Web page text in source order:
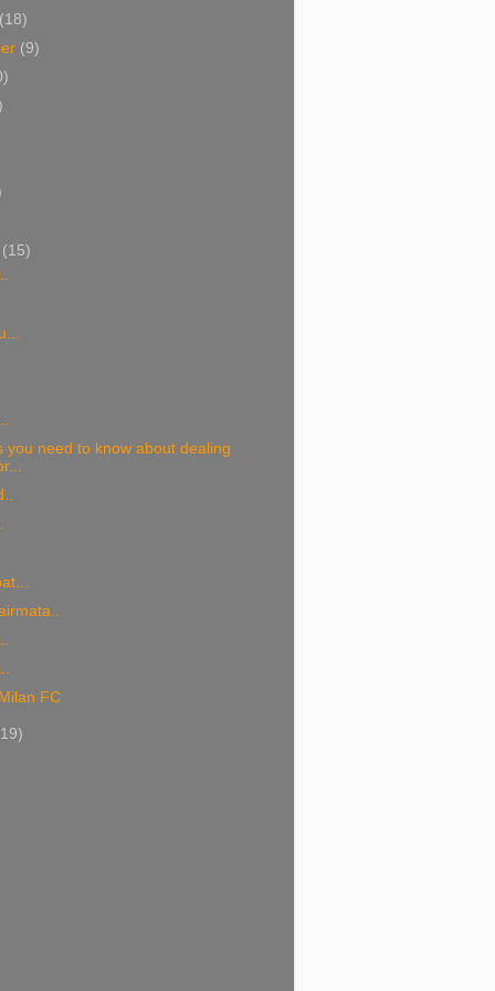
(18)
(9)
(15)
you need to know about dealing
FC